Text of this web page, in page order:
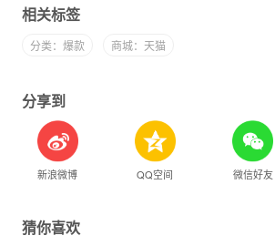
相关标签
分类：爆款 商城：天猫
分享到
新浪微博 QQ空间 微信好友
猜你喜欢